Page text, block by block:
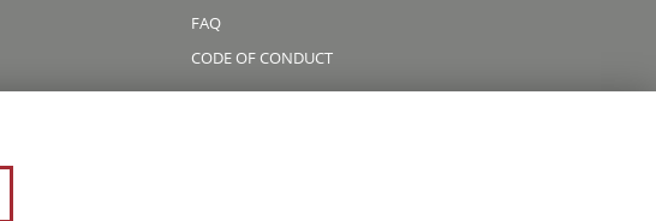
FAQ
CODE OF CONDUCT